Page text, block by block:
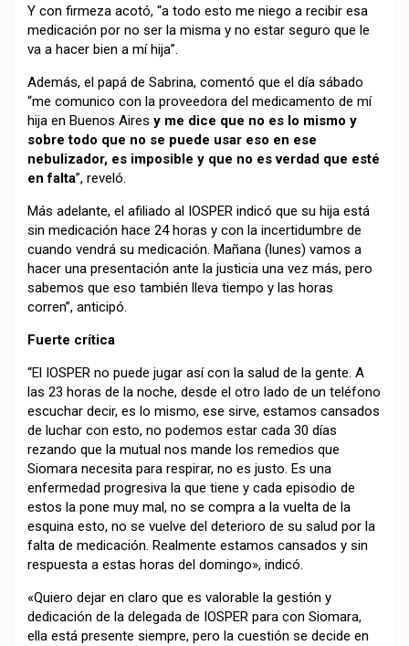
Y con firmeza acotó, “a todo esto me niego a recibir esa
medicación por no ser la misma y no estar seguro que le
va a hacer bien a mí hija”.
Además, el papá de Sabrina, comentó que el día sábado
“me comunico con la proveedora del medicamento de mí
hija en Buenos Aires y me dice que no es lo mismo y
sobre todo que no se puede usar eso en ese
nebulizador, es imposible y que no es verdad que esté
en falta”, reveló.
Más adelante, el afiliado al IOSPER indicó que su hija está
sin medicación hace 24 horas y con la incertidumbre de
cuando vendrá su medicación. Mañana (lunes) vamos a
hacer una presentación ante la justicia una vez más, pero
sabemos que eso también lleva tiempo y las horas
corren”, anticipó.
Fuerte crítica
“El IOSPER no puede jugar así con la salud de la gente. A
las 23 horas de la noche, desde el otro lado de un teléfono
escuchar decir, es lo mismo, ese sirve, estamos cansados
de luchar con esto, no podemos estar cada 30 días
rezando que la mutual nos mande los remedios que
Siomara necesita para respirar, no es justo. Es una
enfermedad progresiva la que tiene y cada episodio de
estos la pone muy mal, no se compra a la vuelta de la
esquina esto, no se vuelve del deterioro de su salud por la
falta de medicación. Realmente estamos cansados y sin
respuesta a estas horas del domingo», indicó.
«Quiero dejar en claro que es valorable la gestión y
dedicación de la delegada de IOSPER para con Siomara,
ella está presente siempre, pero la cuestión se decide en